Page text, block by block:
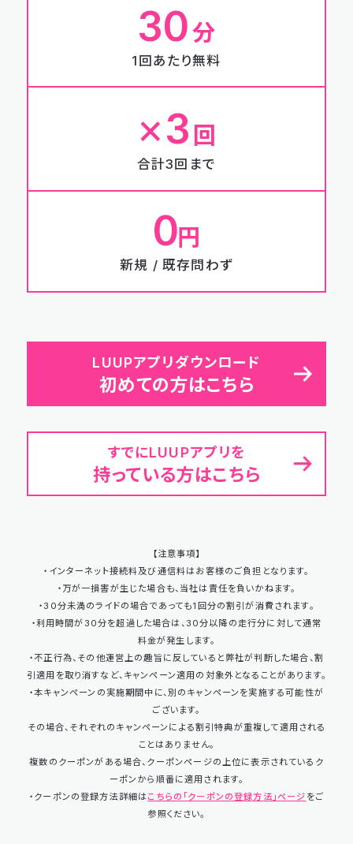
30分
1回あたり無料
×3 回
合計3回まで
0円
新規 / 既存問わず
LUUPアプリダウンロード
初めての方はこちら
すでにLUUPアプリを
持っている方はこちら
【注意事項】
・インターネット接続料及び通信料はお客様のご負担となります。
・万が一損害が生じた場合も、当社は責任を負いかねます。
・30分未満のライドの場合であっても1回分の割引が消費されます。
・利用時間が30分を超過した場合は、30分以降の走行分に対して通常
料金が発生します。
・不正行為、その他運営上の趣旨に反していると弊社が判断した場合、割
引適用を取り消すなど、キャンペーン適用の対象外となることがあります。
・本キャンペーンの実施期間中に、別のキャンペーンを実施する可能性が
ございます。
その場合、それぞれのキャンペーンによる割引特典が重複して適用される
ことはありません。
複数のクーポンがある場合、クーポンページの上位に表示されているク
ーポンから順番に適用されます。
・クーポンの登録方法詳細はこちらの「クーポンの登録方法」ページ をご
参照ください。